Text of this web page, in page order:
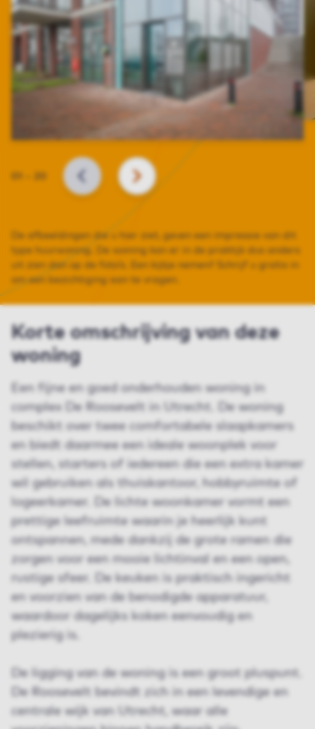
Slide
VORIGE VOLGENDE
De afbeeldingen die u hier ziet, geven een impressie van dit
type huurwoning. De woning kan er in de praktijk dus anders
uit zien dan op de foto’s. Een kijkje nemen? Schrijf u gratis in
om een bezichtiging aan te vragen.
Korte omschrijving van deze
woning
Een fijne en goed onderhouden woning in
complex De Roosevelt in Utrecht. De woning
beschikt over twee comfortabele slaapkamers
en biedt daarmee een ideale woonplek voor
stellen, starters of iedereen die een extra kamer
wil gebruiken als thuiskantoor, hobbyruimte of
logeerkamer. De lichte woonkamer vormt een
prettige leefruimte waarin je heerlijk kunt
ontspannen, mede dankzij de grote ramen die
zorgen voor een mooie lichtinval en een open,
rustige sfeer. De keuken is praktisch ingericht
en voorzien van de benodigde apparatuur,
waardoor dagelijks koken eenvoudig en
plezierig is.
De ligging van de woning is een groot pluspunt.
De Roosevelt bevindt zich in een levendige en
centrale wijk van Utrecht, waar alle